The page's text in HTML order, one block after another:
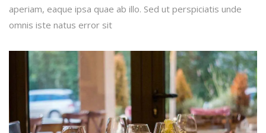
aperiam, eaque ipsa quae ab illo. Sed ut perspiciatis unde
omnis iste natus error sit